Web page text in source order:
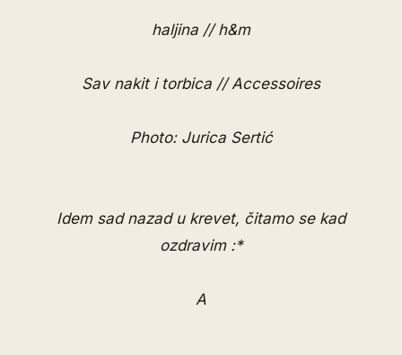
haljina // h&m
Sav nakit i torbica // Accessoires
Photo: Jurica Sertić
Idem sad nazad u krevet, čitamo se kad
ozdravim :*
A